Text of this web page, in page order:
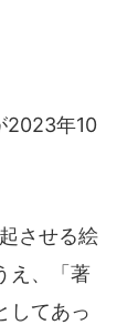
2023年10
させる絵
え、「著
してあっ